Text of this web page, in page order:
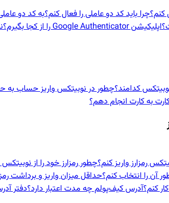
کنم؟چرا باید کد دو عاملی را فعال کنم؟به کد دو
اپلیکیشن Google Authenticator را از کجا بگیرم؟
کدامند؟چطور در نوبیتکس واریز حساب به
به کارت انجام دهم؟
رمزارز واریز کنم؟چطور رمزارز خود را از
آن را انتخاب کنم؟حداقل میزان واریز و برداشت
آدرس کیف‌پولم چه مدت اعتبار دارد؟دفتر